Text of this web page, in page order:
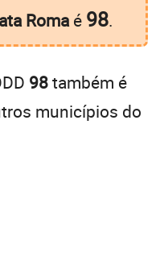
Roma é 98.
98também é
municípios do